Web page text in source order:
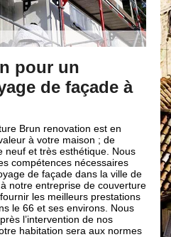
à
est en
; de
Nous
nécessaires
dans la ville de
de couverture
prestations
Nous
de nos
aux normes
Votre crépi
renovation
Un crépi donne du
façade une
et la moisissure et
demande de
conseiller de faire
renovation pour
nouveau crépi pour
appel à notre
Canohes 66680
qualité qui seront à